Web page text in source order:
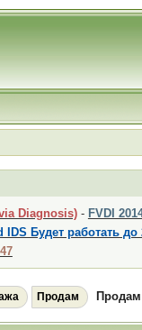
Diagnosis)- FVDI
Будет работать до
Продам Продам